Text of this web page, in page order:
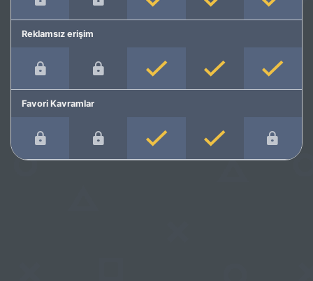
Reklamsız erişim
Favori Kavramlar